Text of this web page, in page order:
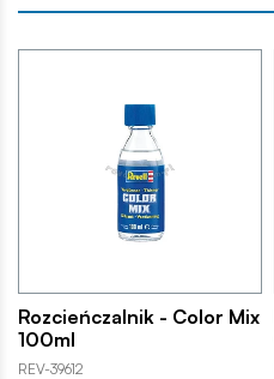
Rozcieńczalnik - Color Mix
100ml
REV-39612